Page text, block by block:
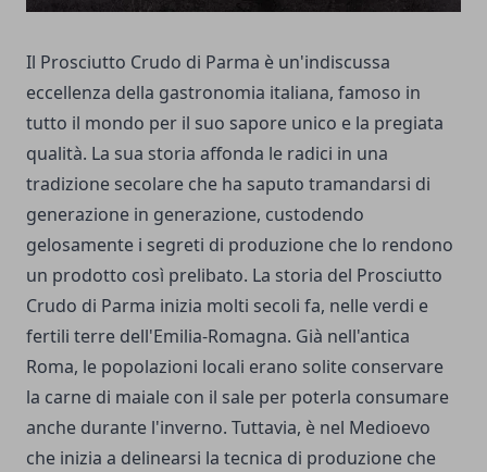
Il Prosciutto Crudo di Parma è un'indiscussa
eccellenza della gastronomia italiana, famoso in
tutto il mondo per il suo sapore unico e la pregiata
qualità. La sua storia affonda le radici in una
tradizione secolare che ha saputo tramandarsi di
generazione in generazione, custodendo
gelosamente i segreti di produzione che lo rendono
un prodotto così prelibato. La storia del Prosciutto
Crudo di Parma inizia molti secoli fa, nelle verdi e
fertili terre dell'Emilia-Romagna. Già nell'antica
Roma, le popolazioni locali erano solite conservare
la carne di maiale con il sale per poterla consumare
anche durante l'inverno. Tuttavia, è nel Medioevo
che inizia a delinearsi la tecnica di produzione che